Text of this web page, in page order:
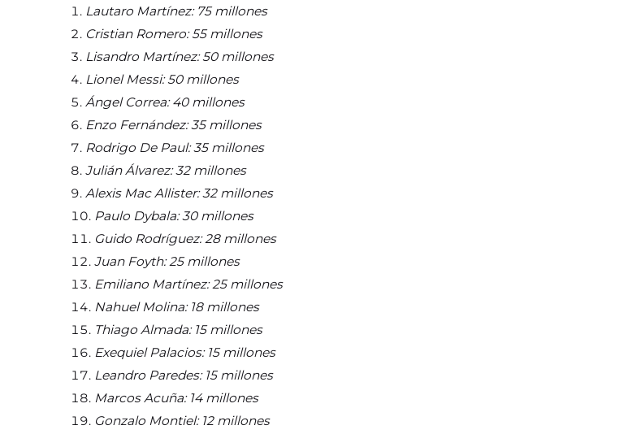
Lautaro Martínez: 75 millones
Cristian Romero: 55 millones
Lisandro Martínez: 50 millones
Lionel Messi: 50 millones
Ángel Correa: 40 millones
Enzo Fernández: 35 millones
Rodrigo De Paul: 35 millones
Julián Álvarez: 32 millones
Alexis Mac Allister: 32 millones
Paulo Dybala: 30 millones
Guido Rodríguez: 28 millones
Juan Foyth: 25 millones
Emiliano Martínez: 25 millones
Nahuel Molina: 18 millones
Thiago Almada: 15 millones
Exequiel Palacios: 15 millones
Leandro Paredes: 15 millones
Marcos Acuña: 14 millones
Gonzalo Montiel: 12 millones